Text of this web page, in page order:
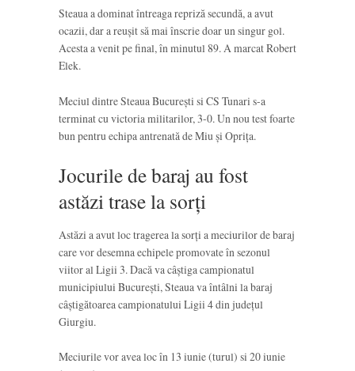
Steaua a dominat întreaga repriză secundă, a avut
ocazii, dar a reușit să mai înscrie doar un singur gol.
Acesta a venit pe final, în minutul 89. A marcat Robert
Elek.
Meciul dintre Steaua București si CS Tunari s-a
terminat cu victoria militarilor, 3-0. Un nou test foarte
bun pentru echipa antrenată de Miu și Oprița.
Jocurile de baraj au fost
astăzi trase la sorți
Astăzi a avut loc tragerea la sorți a meciurilor de baraj
care vor desemna echipele promovate în sezonul
viitor al Ligii 3. Dacă va câștiga campionatul
municipiului București, Steaua va întâlni la baraj
câștigătoarea campionatului Ligii 4 din județul
Giurgiu.
Meciurile vor avea loc în 13 iunie (turul) si 20 iunie